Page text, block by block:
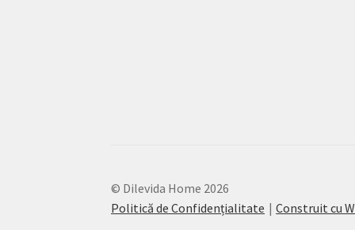
© Dilevida Home 2026
Politică de Confidențialitate
Construit cu